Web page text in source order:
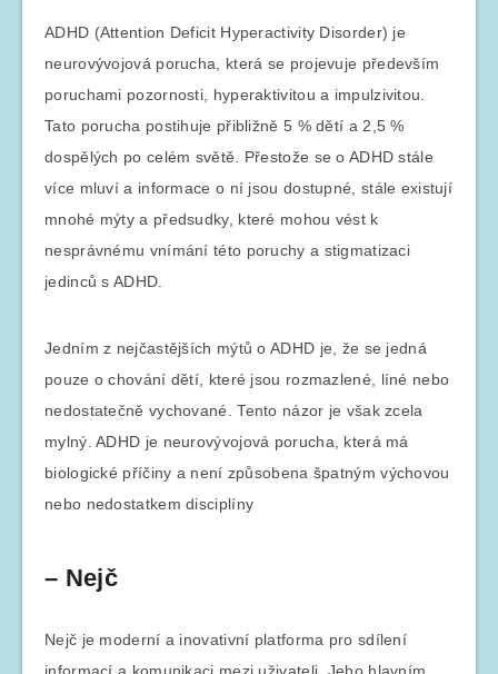
ADHD (Attention Deficit Hyperactivity Disorder) je
neurovývojová porucha, která se projevuje především
poruchami pozornosti, hyperaktivitou a impulzivitou.
Tato porucha postihuje přibližně 5 % dětí a 2,5 %
dospělých po celém světě. Přestože se o ADHD stále
více mluví a informace o ní jsou dostupné, stále existují
mnohé mýty a předsudky, které mohou vést k
nesprávnému vnímání této poruchy a stigmatizaci
jedinců s ADHD.
Jedním z nejčastějších mýtů o ADHD je, že se jedná
pouze o chování dětí, které jsou rozmazlené, líné nebo
nedostatečně vychované. Tento názor je však zcela
mylný. ADHD je neurovývojová porucha, která má
biologické příčiny a není způsobena špatným výchovou
nebo nedostatkem disciplíny
– Nejč
Nejč je moderní a inovativní platforma pro sdílení
informací a komunikaci mezi uživateli. Jeho hlavním